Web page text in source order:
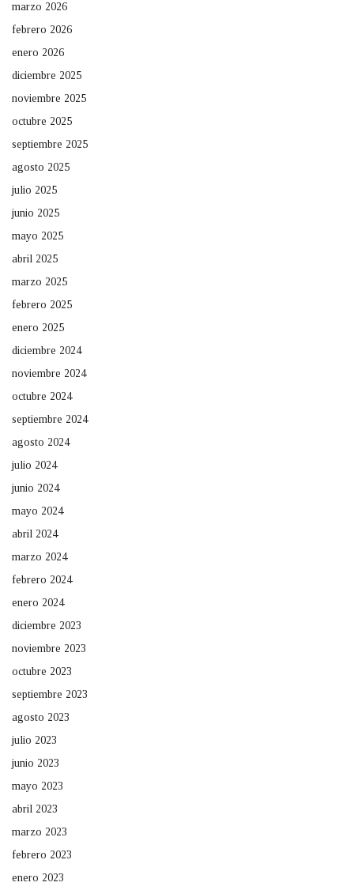
marzo 2026
febrero 2026
enero 2026
diciembre 2025
noviembre 2025
octubre 2025
septiembre 2025
agosto 2025
julio 2025
junio 2025
mayo 2025
abril 2025
marzo 2025
febrero 2025
enero 2025
diciembre 2024
noviembre 2024
octubre 2024
septiembre 2024
agosto 2024
julio 2024
junio 2024
mayo 2024
abril 2024
marzo 2024
febrero 2024
enero 2024
diciembre 2023
noviembre 2023
octubre 2023
septiembre 2023
agosto 2023
julio 2023
junio 2023
mayo 2023
abril 2023
marzo 2023
febrero 2023
enero 2023